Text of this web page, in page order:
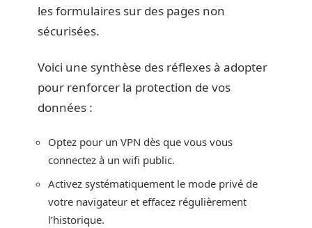
les formulaires sur des pages non
sécurisées.
Voici une synthèse des réflexes à adopter
pour renforcer la protection de vos
données :
Optez pour un VPN dès que vous vous
connectez à un wifi public.
Activez systématiquement le mode privé de
votre navigateur et effacez régulièrement
l’historique.